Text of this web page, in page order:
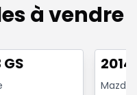
à vendre
Mazda3